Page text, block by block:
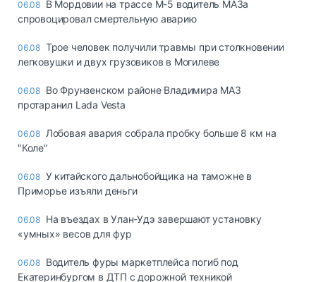
06.08 В Мордовии на трассе М-5 водитель МАЗа
спровоцировал смертельную аварию
06.08 Трое человек получили травмы при столкновении
легковушки и двух грузовиков в Могилеве
06.08 Во Фрунзенском районе Владимира МАЗ
протаранил Lada Vesta
06.08 Лобовая авария собрала пробку больше 8 км на
"Коле"
06.08 У китайского дальнобойщика на таможне в
Приморье изъяли деньги
06.08 Ha въeздax в Улaн-Удэ зaвepшaют ycтaнoвкy
«yмныx» вecoв для фyp
06.08 Водитель фуры маркетплейса погиб под
Екатеринбургом в ДТП с дорожной техникой